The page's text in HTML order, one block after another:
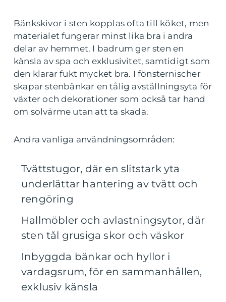
Bänkskivor i sten kopplas ofta till köket, men
materialet fungerar minst lika bra i andra
delar av hemmet. I badrum ger sten en
känsla av spa och exklusivitet, samtidigt som
den klarar fukt mycket bra. I fönsternischer
skapar stenbänkar en tålig avställningsyta för
växter och dekorationer som också tar hand
om solvärme utan att ta skada.
Andra vanliga användningsområden:
Tvättstugor, där en slitstark yta
underlättar hantering av tvätt och
rengöring
Hallmöbler och avlastningsytor, där
sten tål grusiga skor och väskor
Inbyggda bänkar och hyllor i
vardagsrum, för en sammanhållen,
exklusiv känsla